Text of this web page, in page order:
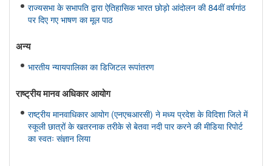
राज्यसभा के सभापति द्वारा ऐतिहासिक भारत छोड़ो आंदोलन की 84वीं वर्षगांठ
पर दिए गए भाषण का मूल पाठ
अन्य
भारतीय न्यायपालिका का डिजिटल रूपांतरण
राष्ट्रीय मानव अधिकार आयोग
राष्ट्रीय मानवाधिकार आयोग (एनएचआरसी) ने मध्य प्रदेश के विदिशा जिले में
स्कूली छात्रों के खतरनाक तरीके से बेतवा नदी पार करने की मीडिया रिपोर्ट
का स्वतः संज्ञान लिया